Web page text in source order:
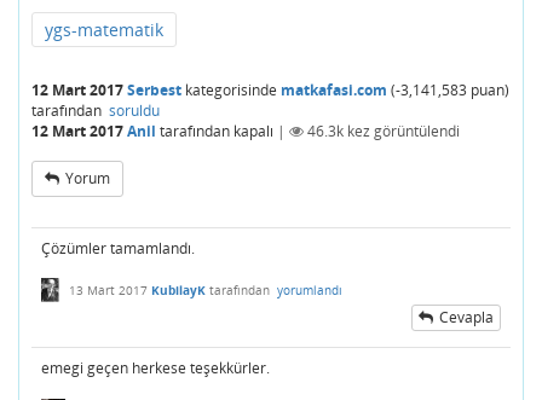
ygs-matematik
12 Mart 2017Serbest kategorisinde matkafasi.com (-3,141,583 puan)
tarafından soruldu
12 Mart 2017Anil tarafından kapalı | 46.3k kez görüntülendi
Yorum
Çözümler tamamlandı.
13 Mart 2017 KubilayK tarafından yorumlandı
Cevapla
emegi geçen herkese teşekkürler.